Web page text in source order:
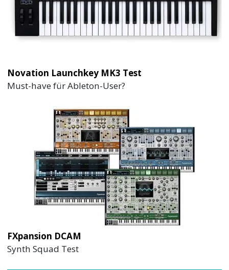
Novation Launchkey MK3 Test
Must-have für Ableton-User?
FXpansion DCAM
Synth Squad Test